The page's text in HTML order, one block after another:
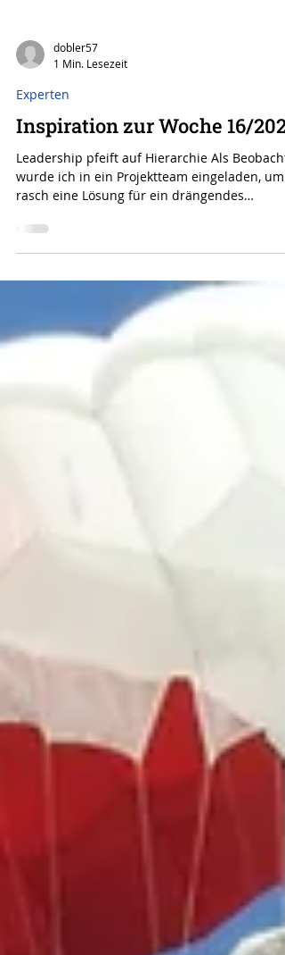
1 Min. Lesezeit
Experten
Inspiration zur Woche 16/2024
Leadership pfeift auf Hierarchie Als
rasch eine Lösung für ein drängendes
Problem...